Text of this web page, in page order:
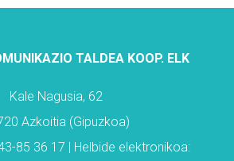
TALDEA KOOP. ELK
Kale Nagusia, 62
Azkoitia (Gipuzkoa)
85 36 17 | Helbide elektronikoa: